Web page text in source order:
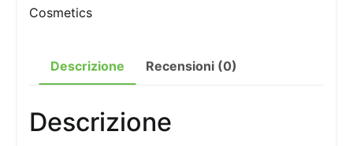
Cosmetics
Descrizione Recensioni (0)
Descrizione